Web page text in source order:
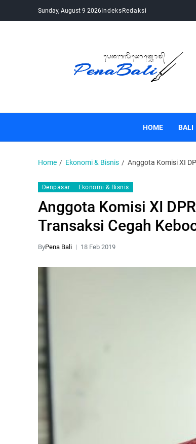
Sunday, August 9 2026IndeksRedaksi
HOME BALI
Home Ekonomi & Bisnis Anggota Komisi XI
Denpasar Ekonomi & Bisnis
Anggota Komisi XI
Transaksi Cegah
ByPena Bali 18 Feb 2019